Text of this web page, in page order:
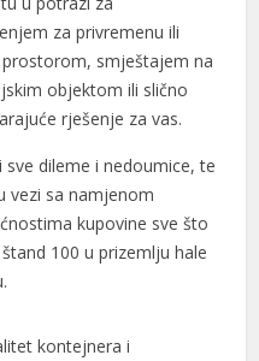
za privremenu ili
smještajem na
objektom ili slično
rješenje za vas.
dileme i nedoumice, te
vezi sa namjenom
kupovine sve što
100 u prizemlju hale
kontejnera i